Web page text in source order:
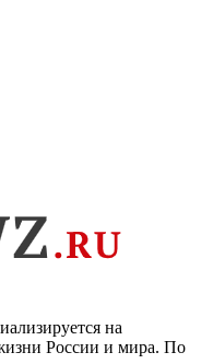
на
России и мира. По